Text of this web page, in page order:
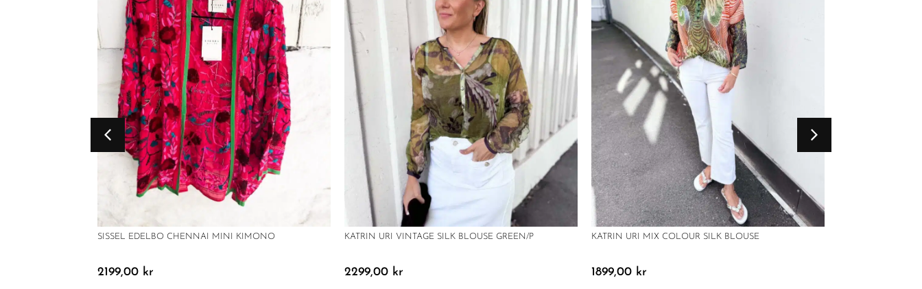
SISSEL EDELBO CHENNAI MINI KIMONO
2199,00 kr
KATRIN URI VINTAGE SILK BLOUSE GREEN/P
2299,00 kr
KATRIN URI MIX COLOUR SILK BLOUSE
1899,00 kr